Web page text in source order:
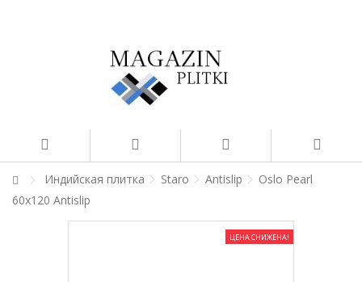
Индийская плитка Staro Antislip
Oslo Pearl
60x120 Antislip
ЦЕНА СНИЖЕНА!